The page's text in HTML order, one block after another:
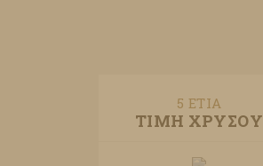
5 ΕΤΙΑ
ΤΙΜΗ ΧΡΥΣΟΥ